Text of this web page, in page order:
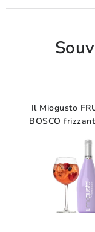
Il Miogusto
BOSCO